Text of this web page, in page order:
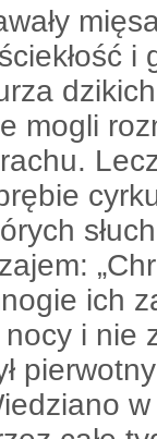
i
mogli
ich
nocy i nie